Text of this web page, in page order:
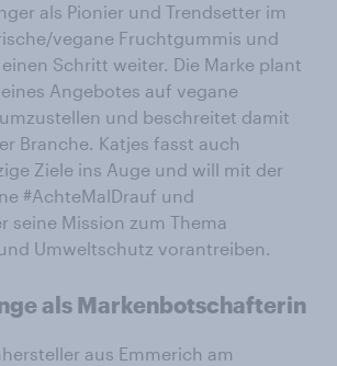
als Pionier und Trendsetter im
vegane Fruchtgummis und
Schritt weiter. Die Marke plant
Angebotes auf vegane
und beschreitet damit
Branche. Katjes fasst auch
Ziele ins Auge und will mit der
#AchteMalDrauf und
seine Mission zum Thema
Umweltschutz vorantreiben.
als Markenbotschafterin
aus Emmerich am